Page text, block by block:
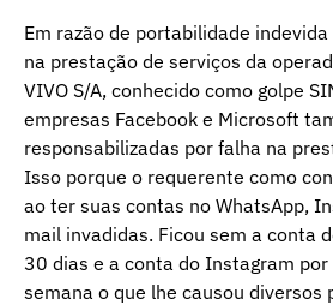
Em razão de portabilidade
na prestação de serviços da
VIVO S/A, conhecido como golpe
empresas Facebook e Microsoft
responsabilizadas por falha na
Isso porque o requerente como
ao ter suas contas no WhatsApp,
mail invadidas. Ficou sem a conta
30 dias e a conta do Instagram por
semana o que lhe causou diversos